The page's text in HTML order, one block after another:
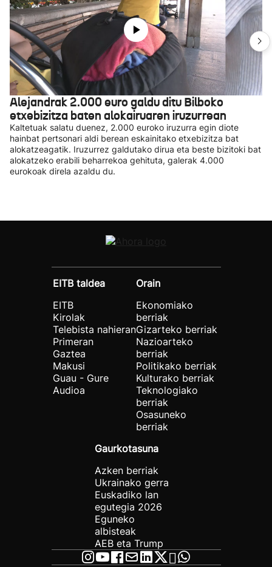
Alejandrak 2.000 euro galdu ditu Bilboko
etxebizitza baten alokairuaren iruzurrean
Kaltetuak salatu duenez, 2.000 euroko iruzurra egin diote
hainbat pertsonari aldi berean eskainitako etxebizitza bat
alokatzeagatik. Iruzurrez galdutako dirua eta beste bizitoki bat
alokatzeko erabili beharrekoa gehituta, galerak 4.000
eurokoak direla azaldu du.
EITB taldea
EITB
Kirolak
Telebista nahieran
Primeran
Gaztea
Makusi
Guau - Gure
Audioa
Orain
Ekonomiako
berriak
Gizarteko berriak
Nazioarteko
berriak
Politikako berriak
Kulturako berriak
Teknologiako
berriak
Osasuneko
berriak
Gaurkotasuna
Azken berriak
Ukrainako gerra
Euskadiko lan
egutegia 2026
Eguneko
albisteak
AEB eta Trump